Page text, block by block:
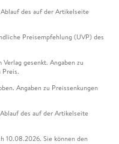
des auf der Artikelseite
Preisempfehlung (UVP) des
gesenkt. Angaben zu
Preis.
Angaben zu Preissenkungen
des auf der Artikelseite
10.08.2026. Sie können den